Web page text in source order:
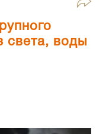
света, воды